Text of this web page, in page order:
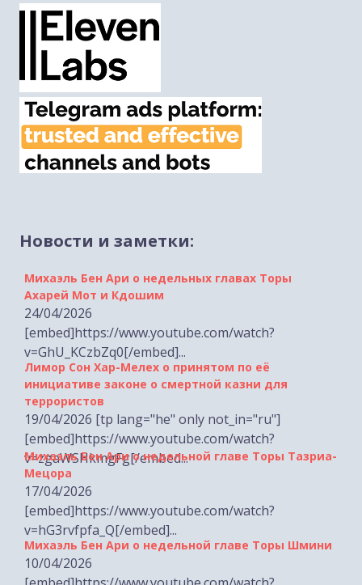
Новости и заметки:
Михаэль Бен Ари о недельных главах Торы
24/04/2026
[embed]https://www.youtube.com/watch?
v=GhU_KCzbZq0[/embed]...
Лимор Сон Хар-Мелех о принятом по её
инициативе законе о смертной казни для
террористов
19/04/2026 [tp lang="he" only not_in="ru"]
[embed]https://www.youtube.com/watch?
v=zgaWSHkmgFg[/embed...
Михаэль Бен Ари о недельной главе Торы Тазриа-
Мецора
17/04/2026
[embed]https://www.youtube.com/watch?
v=hG3rvfpfa_Q[/embed]...
Михаэль Бен Ари о недельной главе Торы Шмини
10/04/2026
[embed]https://www.youtube.com/watch?
v=A7xGRwB-Zvo[/embed]...